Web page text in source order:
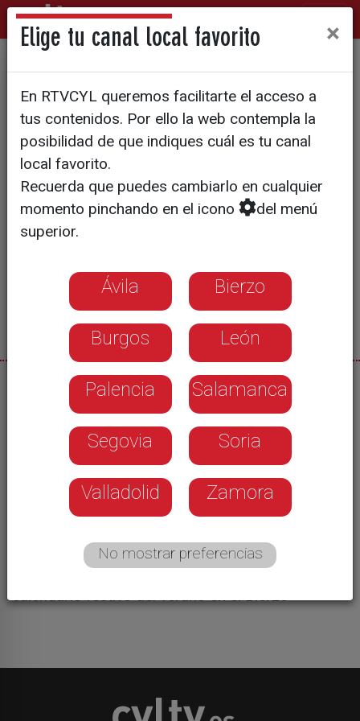
Volcados con la fiesta
28/07/2025
La población de Peñalba se volcó con una nueva
edición de fiesta Mozárabe de la localidad con la
que recrea y adapta los acontecimientos
históricos del siglo X en los que rey Ramiro II
entregó la Cruz a la comunidad monástica en
señal de agradecimiento después del triunfo
militar sobre el “infiel” en la batalla de Simancas.
Es precisamente ese valor social lo que destacan
calendario festivo del verano en el Bierzo
Elige tu canal local favorito ×
En RTVCYL queremos facilitarte el acceso a
tus contenidos. Por ello la web contempla la
posibilidad de que indiques cuál es tu canal
local favorito.
Recuerda que puedes cambiarlo en cualquier
momento pinchando en el icono
del menú
superior.
Ávila Bierzo
Burgos León
Palencia Salamanca
Segovia Soria
Valladolid Zamora
No mostrar preferencias